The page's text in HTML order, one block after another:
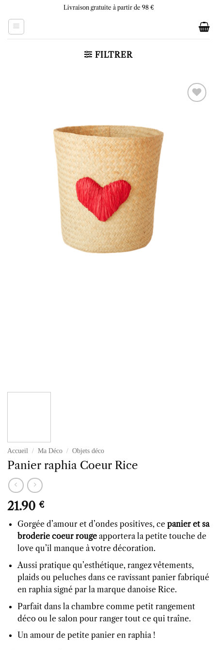
content
Livraison gratuite à partir de 98 €
FILTRER
Accueil / Ma Déco / Objets déco
Panier raphia Coeur Rice
21.90 €
Gorgée d’amour et d’ondes positives, ce panier et sa
broderie coeur rougeapportera la petite touche de
love qu’il manque à votre décoration.
Aussi pratique qu’esthétique, rangez vêtements,
plaids ou peluches dans ce ravissant panier fabriqué
en raphia signé par la marque danoise Rice.
Parfait dans la chambre comme petit rangement
déco ou le salon pour ranger tout ce qui traîne.
Un amour de petite panier en raphia !